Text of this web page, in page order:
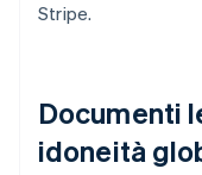
Stripe.
Documenti
idoneità